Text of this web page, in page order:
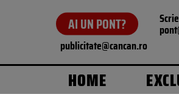
AI UN PONT?
publicitate@cancan.ro
HOME